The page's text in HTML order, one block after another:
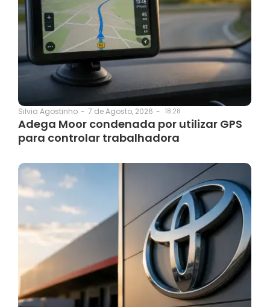
Silvia Agostinho - 7 de Agosto, 2026 - 18:28
Adega Moor condenada por utilizar GPS
para controlar trabalhadora